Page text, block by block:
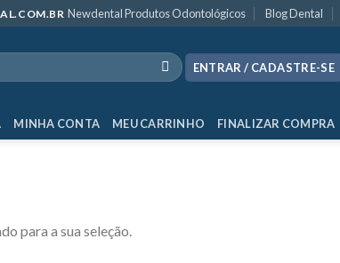
Newdental Produtos Odontológicos Blog Dental
ENTRAR / CADASTRE-SE
MINHA CONTA MEU CARRINHO FINALIZAR COMPRA
para a sua seleção.